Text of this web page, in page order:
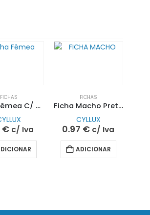
FICHAS
Ficha Fêmea C/ Terra Saída Direita 10/16A 250V~|CYLLUX
€ c/ Iva
FICHAS
Ficha Macho Preta C/ Terra Saída Direita 10/16A 250V~| CYLLUX
CYLLUX
0.97 € c/ Iva
ADICIONAR